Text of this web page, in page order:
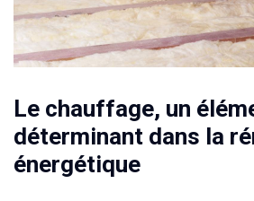
Le chauffage, un
déterminant dans la
énergétique